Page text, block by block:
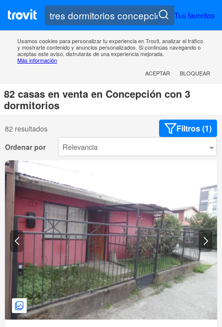
Tus favoritos
Usamos cookies para personalizar tu experiencia en Trovit, analizar el tráfico
y mostrarte contenido y anuncios personalizados. Si continúas navegando o
aceptas este aviso, disfrutarás de una experiencia mejorada.
Más información
ACEPTAR
BLOQUEAR
82 casas en venta en Concepción con 3
dormitorios
82 resultados Filtros (1)
Ordenar por